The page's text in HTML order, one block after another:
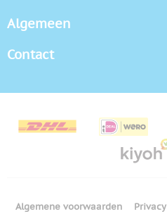
Algemeen
Contact
Algemene voorwaarden Privacy